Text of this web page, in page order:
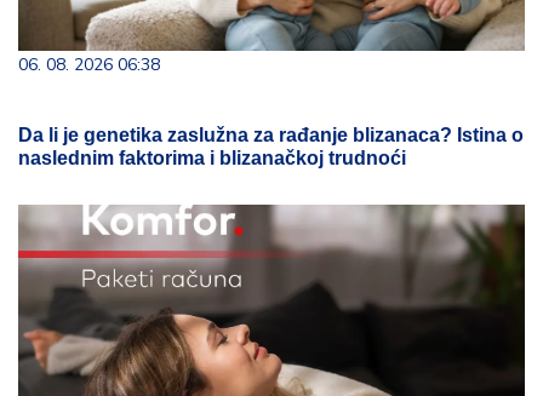
06. 08. 2026 06:38
Da li je genetika zaslužna za rađanje blizanaca? Istina o
naslednim faktorima i blizanačkoj trudnoći